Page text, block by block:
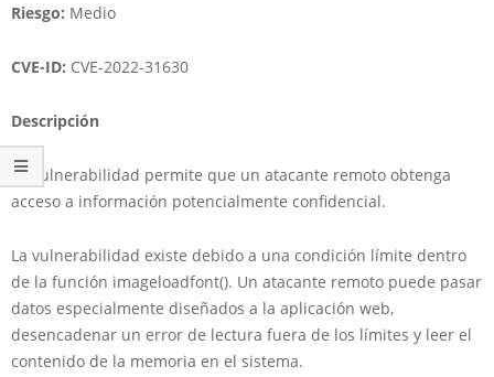
Riesgo: Medio
CVE-ID: CVE-2022-31630
Descripción
La vulnerabilidad permite que un atacante remoto obtenga
acceso a información potencialmente confidencial.
La vulnerabilidad existe debido a una condición límite dentro
de la función imageloadfont(). Un atacante remoto puede pasar
datos especialmente diseñados a la aplicación web,
desencadenar un error de lectura fuera de los límites y leer el
contenido de la memoria en el sistema.